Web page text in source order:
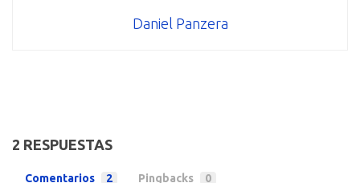
Daniel Panzera
2 RESPUESTAS
Comentarios 2 Pingbacks 0